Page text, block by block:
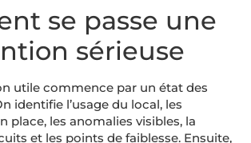
se passe une
sérieuse
utile commence par un état des
identifie l’usage du local, les
place, les anomalies visibles, la
et les points de faiblesse. Ensuite,